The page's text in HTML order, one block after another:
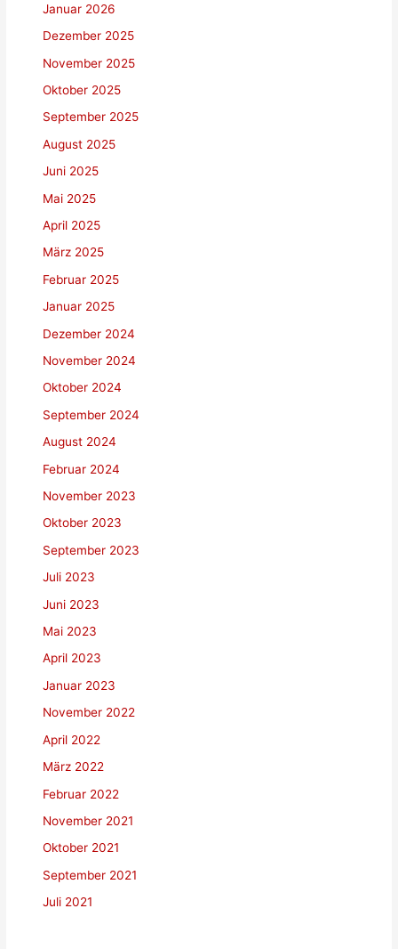
Januar 2026
Dezember 2025
November 2025
Oktober 2025
September 2025
August 2025
Juni 2025
Mai 2025
April 2025
März 2025
Februar 2025
Januar 2025
Dezember 2024
November 2024
Oktober 2024
September 2024
August 2024
Februar 2024
November 2023
Oktober 2023
September 2023
Juli 2023
Juni 2023
Mai 2023
April 2023
Januar 2023
November 2022
April 2022
März 2022
Februar 2022
November 2021
Oktober 2021
September 2021
Juli 2021